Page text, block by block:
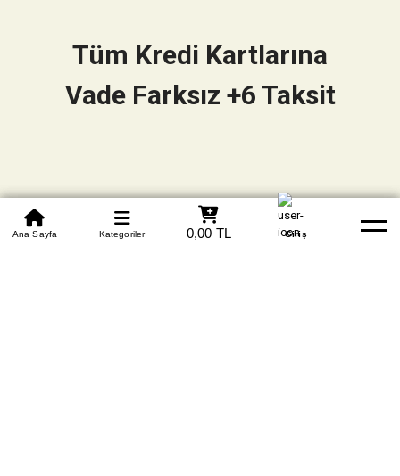
0850 305 09 70
Beden Tablosu Banka Hesapları Whatsapp Yardım
Ana Sayfa Kategoriler 0,00 TL Giriş
Tüm Kredi Kartlarına
Vade Farksız +6 Taksit